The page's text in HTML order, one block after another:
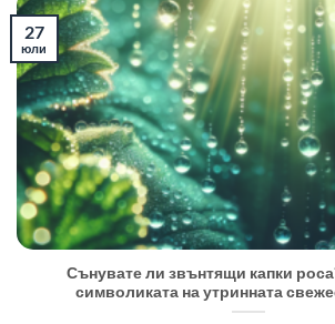
Сънувате ли звънтящи капки
символиката на утринната
27
юли